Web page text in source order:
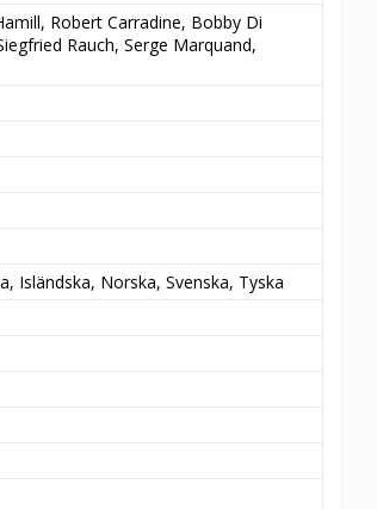
Robert Carradine, Bobby Di
Rauch, Serge Marquand,
Isländska, Norska, Svenska, Tyska